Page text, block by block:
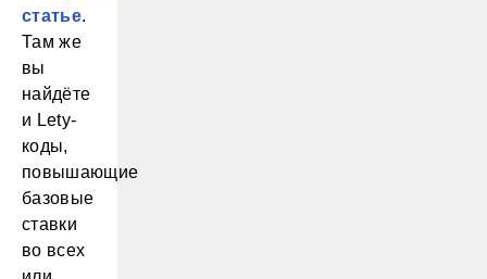
статье.
Там же
вы
найдёте
и Lety-
коды,
повышающие
базовые
ставки
во всех